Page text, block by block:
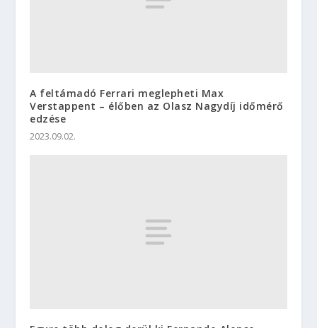
A feltámadó Ferrari meglepheti Max
Verstappent – élőben az Olasz Nagydíj időmérő
edzése
2023.09.02.